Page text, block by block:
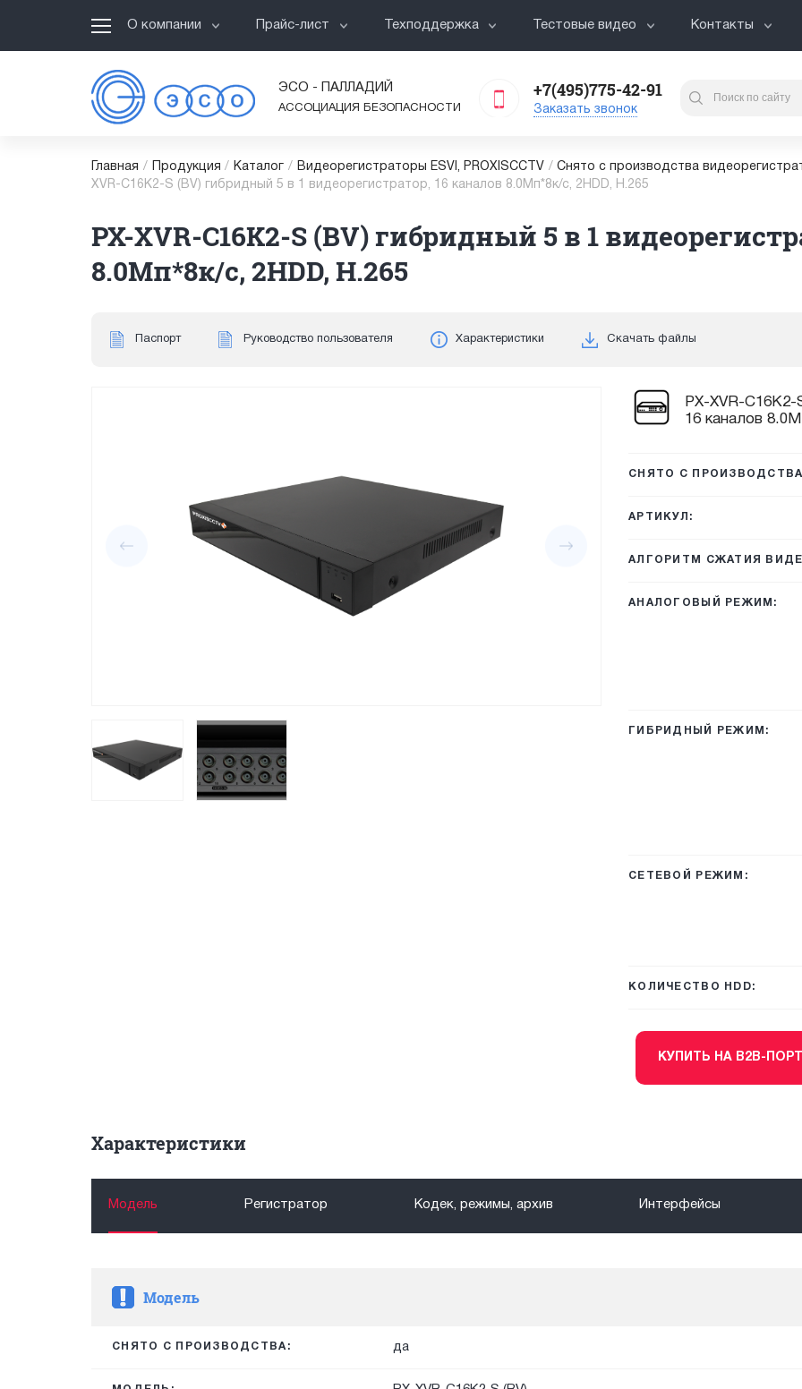
О компании Прайс-лист Техподдержка Тестовые видео Контакты
ЭСО - ПАЛЛАДИЙ
АССОЦИАЦИЯ БЕЗОПАСНОСТИ
+7(495)775-42-91
Заказать звонок
Главная / Продукция / Каталог / Видеорегистраторы ESVI, PROXISCCTV / Снято с производства
XVR-C16K2-S (BV) гибридный 5 в 1 видеорегистратор, 16 каналов 8.0Мп*8к/с, 2HDD, H.265
PX-XVR-C16K2-S (BV) гибридный 5 в 1
8.0Мп*8к/с, 2HDD, H.265
Паспорт Руководство пользователя Характеристики Скачать файлы
PX-XVR-
16 каналов
СНЯТО С
АРТИКУЛ:
АЛГОРИТМ СЖАТИЯ
АНАЛОГОВЫЙ РЕЖИМ:
ГИБРИДНЫЙ РЕЖИМ:
СЕТЕВОЙ РЕЖИМ:
КОЛИЧЕСТВО HDD:
КУПИТЬ НА B2B-
Характеристики
Модель Регистратор Кодек, режимы, архив Интерфейсы
Модель
СНЯТО С ПРОИЗВОДСТВА: да